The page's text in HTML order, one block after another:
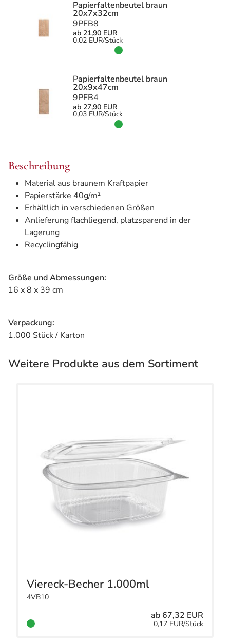
Beschreibung
Material aus braunem Kraftpapier
Papierstärke 40g/m²
Erhältlich in verschiedenen Größen
Anlieferung flachliegend, platzsparend in der
Lagerung
Recyclingfähig
Größe und Abmessungen:
16 x 8 x 39 cm
Verpackung:
1.000 Stück / Karton
Papierfaltenbeutel braun
20x7x32cm
9PFB8
ab 21,90 EUR
0,02 EUR/Stück
Papierfaltenbeutel braun
20x9x47cm
9PFB4
ab 27,90 EUR
0,03 EUR/Stück
Weitere Produkte aus dem Sortiment
Viereck-Becher 1.000ml
4VB10
ab 67,32 EUR
0,17 EUR/Stück